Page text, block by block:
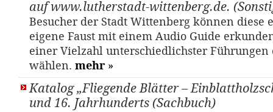
auf www.lutherstadt-wittenberg.de.
Besucher der Stadt Wittenberg können diese
eigene Faust mit einem Audio Guide
einer Vielzahl unterschiedlichster Führungen
wählen. mehr »
Katalog „Fliegende Blätter –
und 16. Jahrhunderts (Sachbuch)